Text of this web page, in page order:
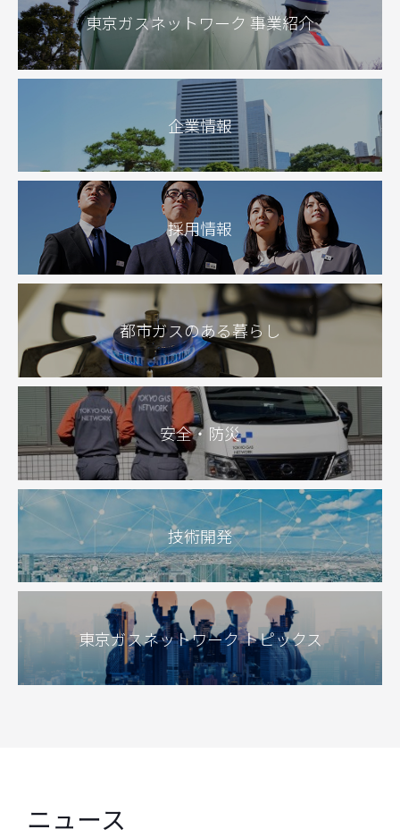
東京ガスネットワーク 事業紹介
企業情報
採用情報
都市ガスのある暮らし
安全・防災
技術開発
東京ガスネットワーク トピックス
ニュース